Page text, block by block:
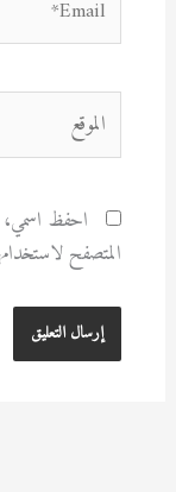
الموقع
احفظ اسمي،
المتصفح